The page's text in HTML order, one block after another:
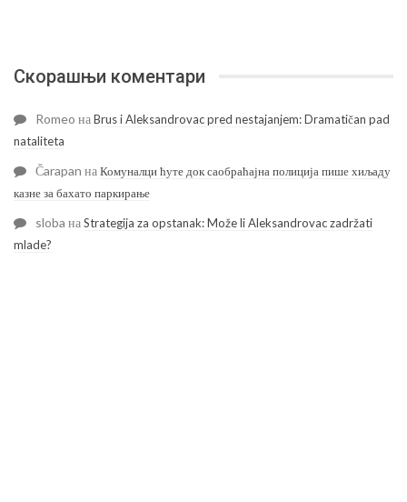
Скорашњи коментари
Romeo наBrus i Aleksandrovac pred nestajanjem: Dramatičan pad
nataliteta
Čarapan наКомуналци ћуте док саобраћајна полиција пише хиљаду
казне за бахато паркирање
sloba наStrategija za opstanak: Može li Aleksandrovac zadržati
mlade?